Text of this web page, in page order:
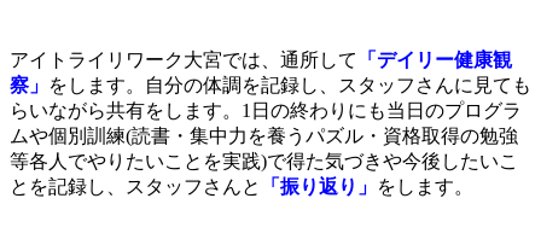
アイトライリワーク大宮では、通所して
「デイリー健康観
察」 をします。自分の体調を記録し、スタッフさんに見ても
らいながら共有をします。1日の終わりにも当日のプログラ
ムや個別訓練(読書・集中力を養うパズル・資格取得の勉強
等各人でやりたいことを実践)で得た気づきや今後したいこ
とを記録し、スタッフさんと
「振り返り」 をします。